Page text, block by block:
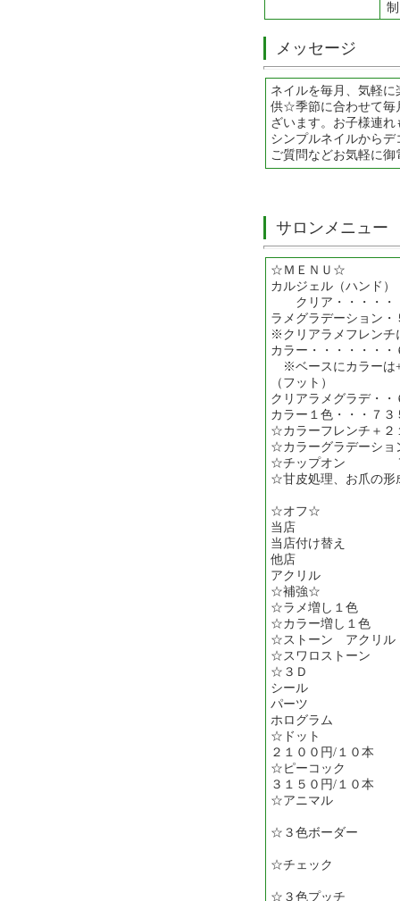
メッセージ
ネイルを毎月、気軽
供☆季節に合わせて毎
ざいます。お子様連
シンプルネイルから
ご質問などお気軽に御
サロンメニュー
☆ＭＥＮＵ☆
カルジェル（ハンド）
クリア・・・・・
ラメグラデーション・
※クリアラメフレンチ
カラー・・・・・・・
※ベースにカラーは
（フット）
クリアラメグラデ・・
カラー１色・・・７３
☆カラーフレンチ＋２
☆カラーグラデーショ
☆チップオン ７
☆甘皮処理、お爪の
☆オフ☆
当店 ２１
当店付け替え
他店 ３１
アクリル ５
☆補強☆ ５２
☆ラメ増し１色
☆カラー増し１色
☆ストーン アクリル
☆スワロストーン
☆３Ｄ ３１
シール １
パーツ １
ホログラム １
☆ドット ２
２１００円/１０本
☆ピーコック ３
３１５０円/１０本
☆アニマル ２
☆３色ボーダー
☆チェック ３
☆３色プッチ ５